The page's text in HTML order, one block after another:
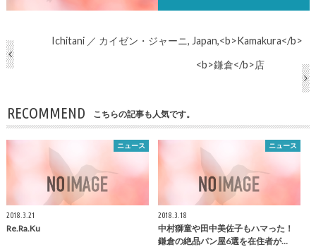
Ichitani ／ カイゼン・ジャーニ, Japan,<b>Kamakura</b>
<b>鎌倉</b>店
RECOMMEND こちらの記事も人気です。
ニュース
2018.3.21
Re.Ra.Ku
ニュース
2018.3.18
中村獅童や田中美佐子もハマった！
鎌倉の絶品パン屋6選を在住者が…